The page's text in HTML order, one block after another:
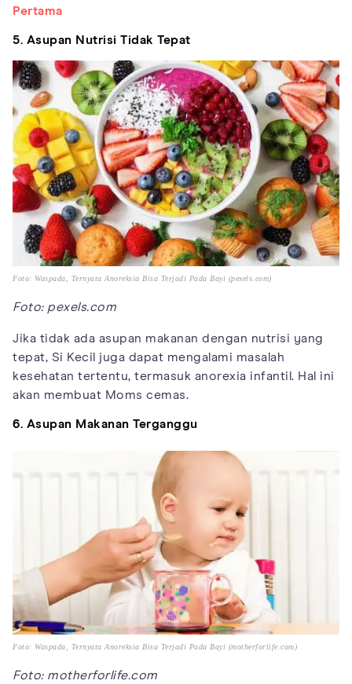
Pertama
5. Asupan Nutrisi Tidak Tepat
Foto: Waspada, Ternyata Anoreksia Bisa Terjadi Pada Bayi (pexels.com)
Foto: pexels.com
Jika tidak ada asupan makanan dengan nutrisi yang
tepat, Si Kecil juga dapat mengalami masalah
kesehatan tertentu, termasuk anorexia infantil. Hal ini
akan membuat Moms cemas.
6. Asupan Makanan Terganggu
Foto: Waspada, Ternyata Anoreksia Bisa Terjadi Pada Bayi (motherforlife.com)
Foto: motherforlife.com